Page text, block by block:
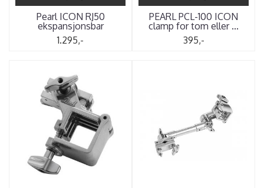
Pearl ICON RJ50
ekspansjonsbar
1.295,-
PEARL PCL-100 ICON
clamp for tom eller ...
395,-